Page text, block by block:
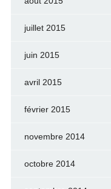
juillet 2015
juin 2015
avril 2015
février 2015
novembre 2014
octobre 2014